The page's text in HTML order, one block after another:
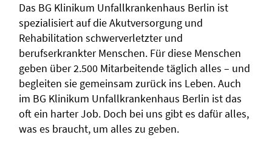
Das BG Klinikum Unfallkrankenhaus Berlin ist
spezialisiert auf die Akutversorgung und
Rehabilitation schwerverletzter und
berufserkrankter Menschen. Für diese Menschen
geben über 2.500 Mitarbeitende täglich alles – und
begleiten sie gemeinsam zurück ins Leben. Auch
im BG Klinikum Unfallkrankenhaus Berlin ist das
oft ein harter Job. Doch bei uns gibt es dafür alles,
was es braucht, um alles zu geben.